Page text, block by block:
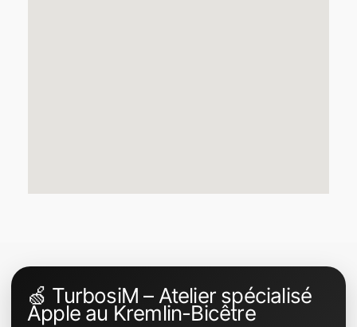
🍏 TurbosiM – Atelier spécialisé
Apple au Kremlin-Bicêtre